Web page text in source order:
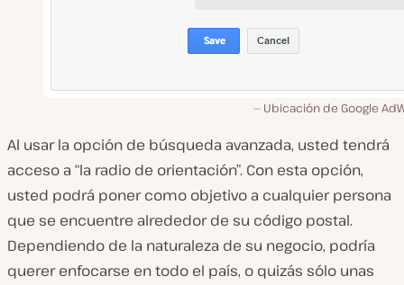
Ubicación de Google
Al usar la opción de búsqueda avanzada, usted tendrá
acceso a “la radio de orientación”. Con esta opción,
usted podrá poner como objetivo a cualquier persona
que se encuentre alrededor de su código postal.
Dependiendo de la naturaleza de su negocio, podría
querer enfocarse en todo el país, o quizás sólo unas